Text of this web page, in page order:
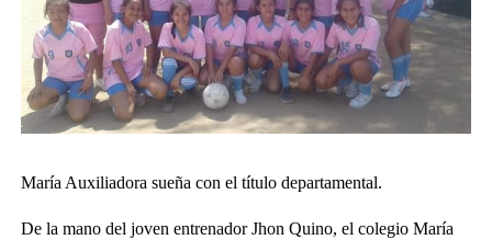
María Auxiliadora sueña con el título departamental.
De la mano del joven entrenador Jhon Quino, el colegio María